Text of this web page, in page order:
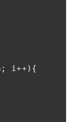
; i++ ) {